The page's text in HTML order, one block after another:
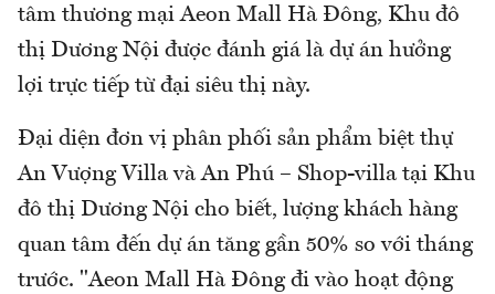
tâm thương mại Aeon Mall Hà Đông, Khu đô
thị Dương Nội được đánh giá là dự án hưởng
lợi trực tiếp từ đại siêu thị này.
Đại diện đơn vị phân phối sản phẩm biệt thự
An Vượng Villa và An Phú – Shop-villa tại Khu
đô thị Dương Nội cho biết, lượng khách hàng
quan tâm đến dự án tăng gần 50% so với tháng
trước. "Aeon Mall Hà Đông đi vào hoạt động